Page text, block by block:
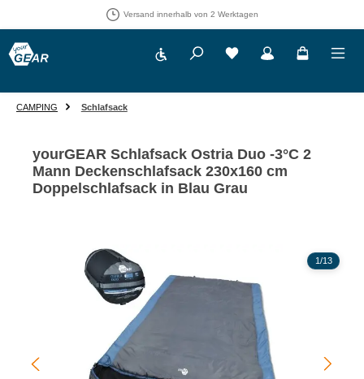
Versand innerhalb von 2 Werktagen
Werkzeugleiste anzeigenDu hast 0 Produkte auf
CAMPING Schlafsack
yourGEAR Schlafsack Ostria Duo -3°C 2
Mann Deckenschlafsack 230x160 cm
Doppelschlafsack in Blau Grau
Bildergalerie überspringen
1/13